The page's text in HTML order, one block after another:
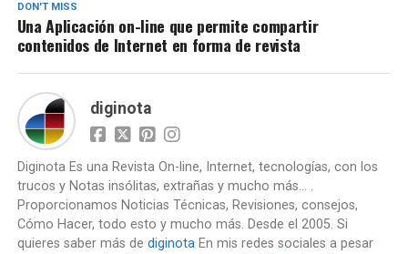
DON'T MISS
Una Aplicación on-line que permite compartir
contenidos de Internet en forma de revista
diginota
Diginota Es una Revista On-line, Internet, tecnologías, con los
trucos y Notas insólitas, extrañas y mucho más... .
Proporcionamos Noticias Técnicas, Revisiones, consejos,
Cómo Hacer, todo esto y mucho más. Desde el 2005. Si
quieres saber más de diginotaEn mis redes sociales a pesar